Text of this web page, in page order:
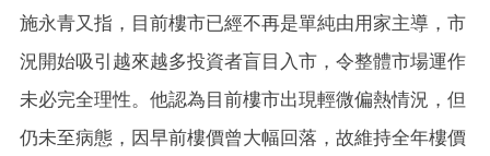
施永青又指，目前樓市已經不再是單純由用家主導，市
況開始吸引越來越多投資者盲目入市，令整體市場運作
未必完全理性。他認為目前樓市出現輕微偏熱情況，但
仍未至病態，因早前樓價曾大幅回落，故維持全年樓價